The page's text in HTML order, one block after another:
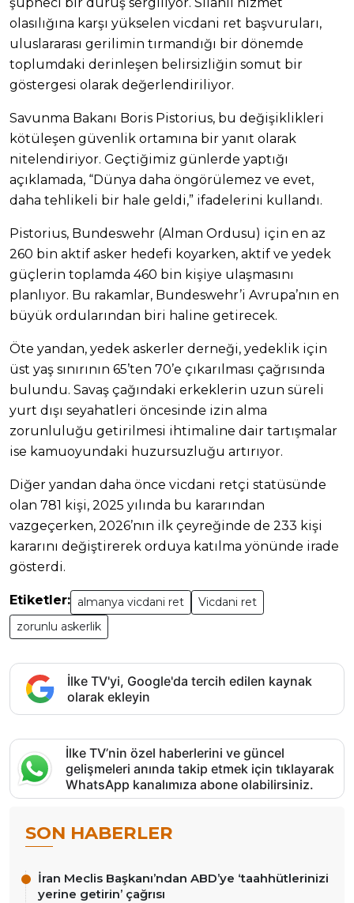
şüpheci bir duruş sergiliyor. Silahlı hizmet
olasılığına karşı yükselen vicdani ret başvuruları,
uluslararası gerilimin tırmandığı bir dönemde
toplumdaki derinleşen belirsizliğin somut bir
göstergesi olarak değerlendiriliyor.
Savunma Bakanı Boris Pistorius, bu değişiklikleri
kötüleşen güvenlik ortamına bir yanıt olarak
nitelendiriyor. Geçtiğimiz günlerde yaptığı
açıklamada, “Dünya daha öngörülemez ve evet,
daha tehlikeli bir hale geldi,” ifadelerini kullandı.
Pistorius, Bundeswehr (Alman Ordusu) için en az
260 bin aktif asker hedefi koyarken, aktif ve yedek
güçlerin toplamda 460 bin kişiye ulaşmasını
planlıyor. Bu rakamlar, Bundeswehr’i Avrupa’nın en
büyük ordularından biri haline getirecek.
Öte yandan, yedek askerler derneği, yedeklik için
üst yaş sınırının 65’ten 70’e çıkarılması çağrısında
bulundu. Savaş çağındaki erkeklerin uzun süreli
yurt dışı seyahatleri öncesinde izin alma
zorunluluğu getirilmesi ihtimaline dair tartışmalar
ise kamuoyundaki huzursuzluğu artırıyor.
Diğer yandan daha önce vicdani retçi statüsünde
olan 781 kişi, 2025 yılında bu kararından
vazgeçerken, 2026’nın ilk çeyreğinde de 233 kişi
kararını değiştirerek orduya katılma yönünde irade
gösterdi.
Etiketler: almanya vicdani ret
Vicdani ret
zorunlu askerlik
İlke TV'yi, Google'da tercih edilen kaynak
olarak ekleyin
İlke TV’nin özel haberlerini ve güncel
gelişmeleri anında takip etmek için tıklayarak
WhatsApp kanalımıza abone olabilirsiniz.
SON HABERLER
İran Meclis Başkanı’ndan ABD’ye ‘taahhütlerinizi
yerine getirin’ çağrısı